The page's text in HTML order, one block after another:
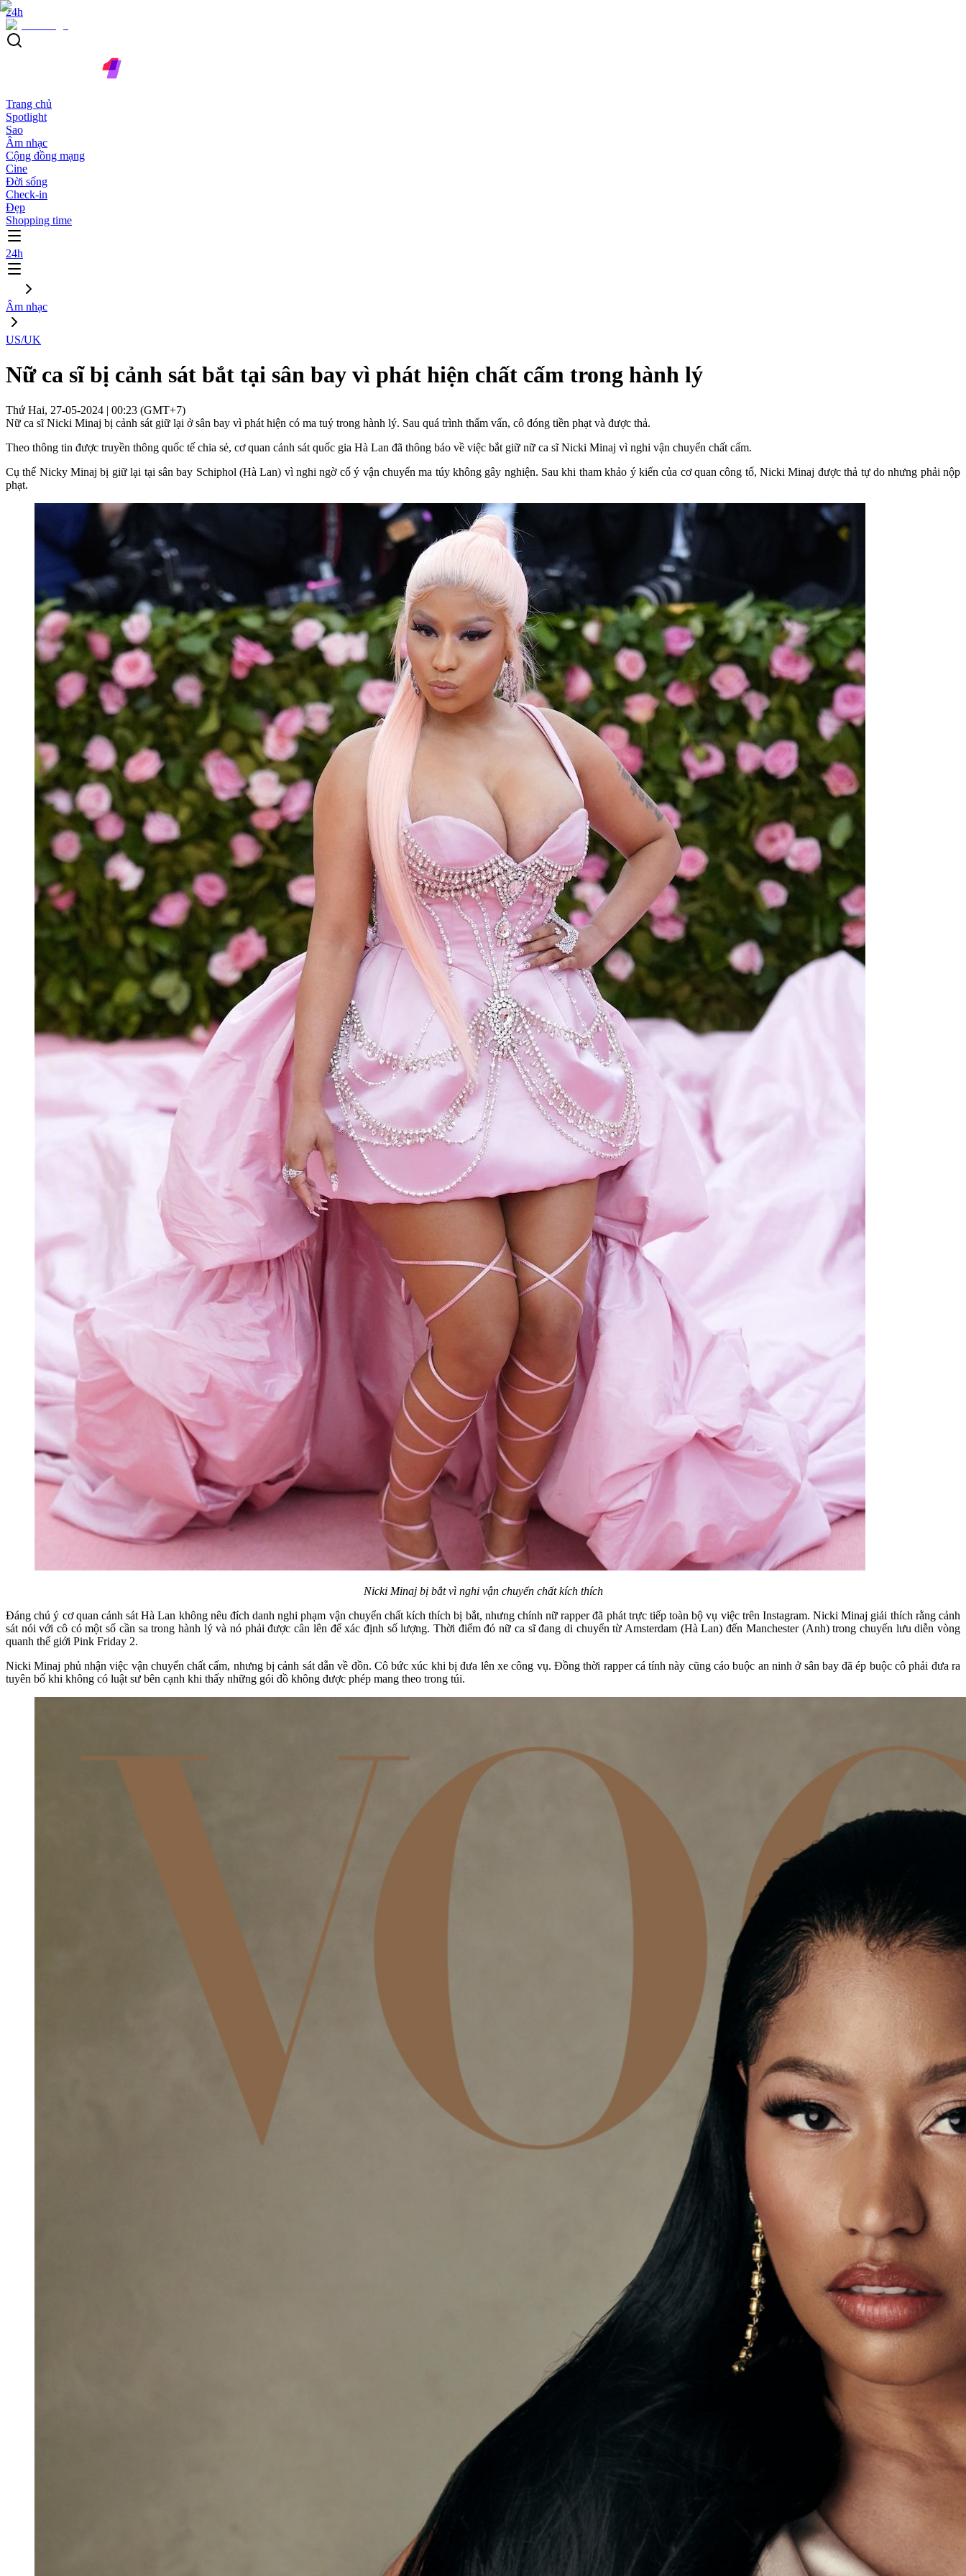
24h
Trang chủ
Spotlight
Sao
Âm nhạc
Cộng đồng mạng
Cine
Đời sống
Check-in
Đẹp
Shopping time
24h
Âm nhạc
US/UK
Nữ ca sĩ bị cảnh sát bắt tại sân bay vì phát hiện chất cấm trong hành lý
Thứ Hai, 27-05-2024 | 00:23 (GMT+7)
Nữ ca sĩ Nicki Minaj bị cảnh sát giữ lại ở sân bay vì phát hiện có ma tuý trong hành lý. Sau quá trình thẩm vấn, cô đóng tiền phạt và được thả.
Theo thông tin được truyền thông quốc tế chia sẻ, cơ quan cảnh sát quốc gia Hà Lan đã thông báo về việc bắt giữ nữ ca sĩ Nicki Minaj vì nghi vận chuyển chất cấm.
Cụ thể Nicky Minaj bị giữ lại tại sân bay Schiphol (Hà Lan) vì nghi ngờ cố ý vận chuyển ma túy không gây nghiện. Sau khi tham khảo ý kiến của cơ quan công tố, Nicki Minaj được thả tự do nhưng phải nộp
phạt.
Nicki Minaj bị bắt vì nghi vận chuyển chất kích thích
Đáng chú ý cơ quan cảnh sát Hà Lan không nêu đích danh nghi phạm vận chuyển chất kích thích bị bắt, nhưng chính nữ rapper đã phát trực tiếp toàn bộ vụ việc trên Instagram. Nicki Minaj giải thích rằng cảnh
sát nói với cô có một số cần sa trong hành lý và nó phải được cân lên để xác định số lượng. Thời điểm đó nữ ca sĩ đang di chuyển từ Amsterdam (Hà Lan) đến Manchester (Anh) trong chuyến lưu diễn vòng
quanh thế giới Pink Friday 2.
Nicki Minaj phủ nhận việc vận chuyển chất cấm, nhưng bị cảnh sát dẫn về đồn. Cô bức xúc khi bị đưa lên xe công vụ. Đồng thời rapper cá tính này cũng cáo buộc an ninh ở sân bay đã ép buộc cô phải đưa ra
tuyên bố khi không có luật sư bên cạnh khi thấy những gói đồ không được phép mang theo trong túi.